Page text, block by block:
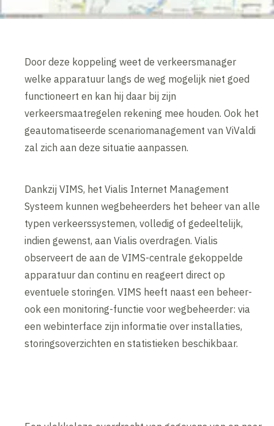
Door deze koppeling weet de verkeersmanager
welke apparatuur langs de weg mogelijk niet goed
functioneert en kan hij daar bij zijn
verkeersmaatregelen rekening mee houden. Ook het
geautomatiseerde scenariomanagement van ViValdi
zal zich aan deze situatie aanpassen.
Dankzij VIMS, het Vialis Internet Management
Systeem kunnen wegbeheerders het beheer van alle
typen verkeerssystemen, volledig of gedeeltelijk,
indien gewenst, aan Vialis overdragen. Vialis
observeert de aan de VIMS-centrale gekoppelde
apparatuur dan continu en reageert direct op
eventuele storingen. VIMS heeft naast een beheer-
ook een monitoring-functie voor wegbeheerder: via
een webinterface zijn informatie over installaties,
storingsoverzichten en statistieken beschikbaar.